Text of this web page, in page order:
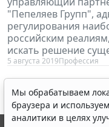
"Пепеляев Групп",
регулирования
российским
искать решение
5 августа 2019Профессия
Мы обрабатываем
браузера и
аналитики в целях